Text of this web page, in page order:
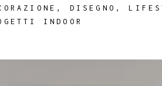
, DISEGNO ,
INDOOR